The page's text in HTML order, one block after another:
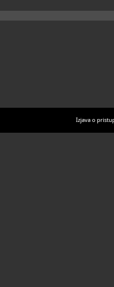
Izjava o